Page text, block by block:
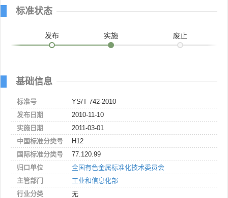
标准状态
发布 实施 废止
基础信息
标准号
YS/T 742-2010
发布日期
2010-11-10
实施日期
2011-03-01
中国标准分类号
H12
国际标准分类号
77.120.99
归口单位
全国有色金属标准化技术委员会
主管部门
工业和信息化部
行业分类
无